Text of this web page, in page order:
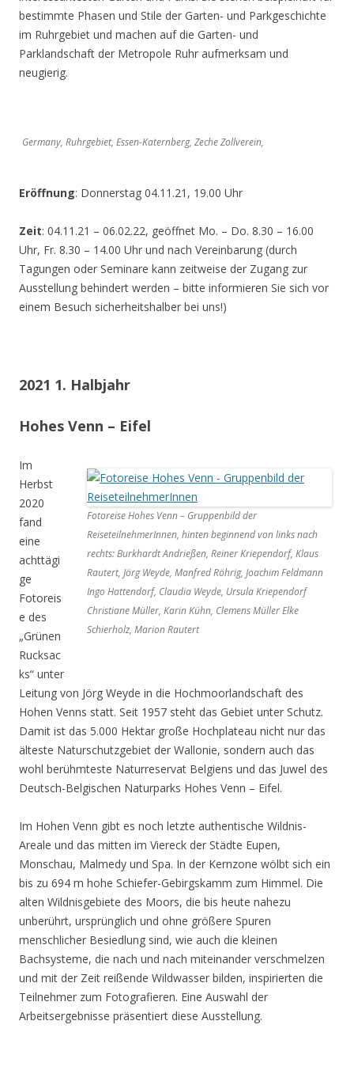
bestimmte Phasen und Stile der Garten- und Parkgeschichte
im Ruhrgebiet und machen auf die Garten- und
Parklandschaft der Metropole Ruhr aufmerksam und
neugierig.
Germany, Ruhrgebiet, Essen-Katernberg, Zeche Zollverein,
Eröffnung: Donnerstag 04.11.21, 19.00 Uhr
Zeit: 04.11.21 – 06.02.22, geöffnet Mo. – Do. 8.30 – 16.00
Uhr, Fr. 8.30 – 14.00 Uhr und nach Vereinbarung (durch
Tagungen oder Seminare kann zeitweise der Zugang zur
Ausstellung behindert werden – bitte informieren Sie sich vor
einem Besuch sicherheitshalber bei uns!)
2021 1. Halbjahr
Hohes Venn – Eifel
Fotoreise Hohes Venn – Gruppenbild der
ReiseteilnehmerInnen, hinten beginnend von links nach
rechts: Burkhardt Andrießen, Reiner Kriependorf, Klaus
Rautert, Jörg Weyde, Manfred Röhrig, Joachim Feldmann
Ingo Hattendorf, Claudia Weyde, Ursula Kriependorf
Christiane Müller, Karin Kühn, Clemens Müller Elke
Schierholz, Marion Rautert
Im
Herbst
2020
fand
eine
achttägi
ge
Fotoreis
e des
„Grünen
Rucksac
ks“ unter
Leitung von Jörg Weyde in die Hochmoorlandschaft des
Hohen Venns statt. Seit 1957 steht das Gebiet unter Schutz.
Damit ist das 5.000 Hektar große Hochplateau nicht nur das
älteste Naturschutzgebiet der Wallonie, sondern auch das
wohl berühmteste Naturreservat Belgiens und das Juwel des
Deutsch-Belgischen Naturparks Hohes Venn – Eifel.
Im Hohen Venn gibt es noch letzte authentische Wildnis-
Areale und das mitten im Viereck der Städte Eupen,
Monschau, Malmedy und Spa. In der Kernzone wölbt sich ein
bis zu 694 m hohe Schiefer-Gebirgskamm zum Himmel. Die
alten Wildnisgebiete des Moors, die bis heute nahezu
unberührt, ursprünglich und ohne größere Spuren
menschlicher Besiedlung sind, wie auch die kleinen
Bachsysteme, die nach und nach miteinander verschmelzen
und mit der Zeit reißende Wildwasser bilden, inspirierten die
Teilnehmer zum Fotografieren. Eine Auswahl der
Arbeitsergebnisse präsentiert diese Ausstellung.